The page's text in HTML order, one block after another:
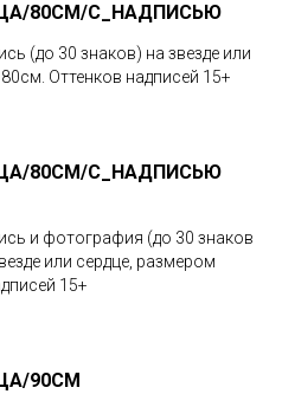
80СМ/С_НАДПИСЬЮ
(до 30 знаков) на звезде или
Оттенков надписей 15+
80СМ/С_НАДПИСЬЮ
и фотография (до 30 знаков
или сердце, размером
15+
90СМ